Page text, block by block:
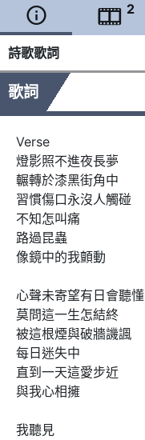
  2
詩歌歌詞
歌詞
Verse
燈影照不進夜長夢
輾轉於漆黑街角中
習慣傷口永沒人觸碰
不知怎叫痛
路過昆蟲
像鏡中的我顫動
心聲未寄望有日會聽懂
莫問這一生怎結終
被這根煙與破牆譏諷
每日迷失中
直到一天這愛步近
與我心相擁
我聽見